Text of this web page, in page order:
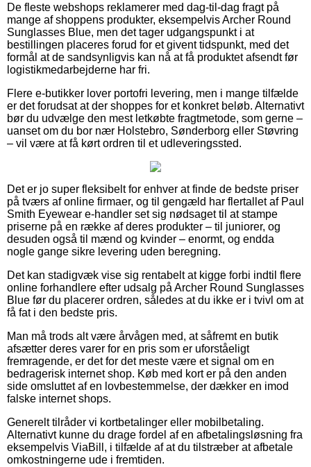
De fleste webshops reklamerer med dag-til-dag fragt på
mange af shoppens produkter, eksempelvis Archer Round
Sunglasses Blue, men det tager udgangspunkt i at
bestillingen placeres forud for et givent tidspunkt, med det
formål at de sandsynligvis kan nå at få produktet afsendt før
logistikmedarbejderne har fri.
Flere e-butikker lover portofri levering, men i mange tilfælde
er det forudsat at der shoppes for et konkret beløb. Alternativt
bør du udvælge den mest letkøbte fragtmetode, som gerne –
uanset om du bor nær Holstebro, Sønderborg eller Støvring
– vil være at få kørt ordren til et udleveringssted.
Det er jo super fleksibelt for enhver at finde de bedste priser
på tværs af online firmaer, og til gengæld har flertallet af Paul
Smith Eyewear e-handler set sig nødsaget til at stampe
priserne på en række af deres produkter – til juniorer, og
desuden også til mænd og kvinder – enormt, og endda
nogle gange sikre levering uden beregning.
Det kan stadigvæk vise sig rentabelt at kigge forbi indtil flere
online forhandlere efter udsalg på Archer Round Sunglasses
Blue før du placerer ordren, således at du ikke er i tvivl om at
få fat i den bedste pris.
Man må trods alt være årvågen med, at såfremt en butik
afsætter deres varer for en pris som er uforståeligt
fremragende, er det for det meste være et signal om en
bedragerisk internet shop. Køb med kort er på den anden
side omsluttet af en lovbestemmelse, der dækker en imod
falske internet shops.
Generelt tilråder vi kortbetalinger eller mobilbetaling.
Alternativt kunne du drage fordel af en afbetalingsløsning fra
eksempelvis ViaBill, i tilfælde af at du tilstræber at afbetale
omkostningerne ude i fremtiden.